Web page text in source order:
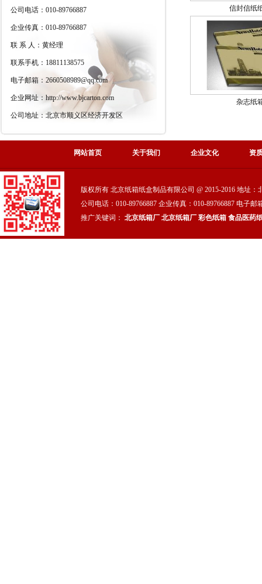
公司电话：010-89766887
企业传真：010-89766887
联 系 人：黄经理
联系手机：18811138575
电子邮箱：2660508989@qq.com
企业网址：http://www.bjcarton.com
公司地址：北京市顺义区经济开发区
信封信纸
杂志纸
网站首页 关于我们 企业文化 资
版权所有 北京纸箱纸盒制品有限公司 @ 2015-2016 地址
公司电话：010-89766887 企业传真：010-89766887 电子邮
推广关键词： 北京纸箱厂 北京纸箱厂 彩色纸箱 食品医药